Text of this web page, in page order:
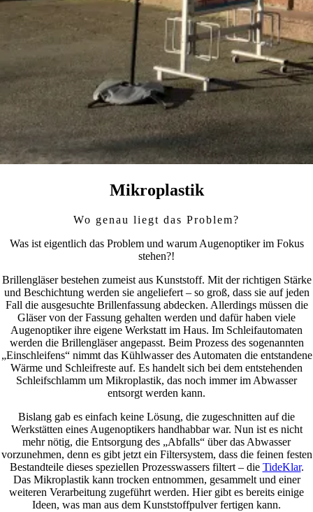
Mikroplastik
Wo genau liegt das Problem?
Was ist eigentlich das Problem und warum Augenoptiker im Fokus
stehen?!
Brillengläser bestehen zumeist aus Kunststoff. Mit der richtigen Stärke
und Beschichtung werden sie angeliefert – so groß, dass sie auf jeden
Fall die ausgesuchte Brillenfassung abdecken. Allerdings müssen die
Gläser von der Fassung gehalten werden und dafür haben viele
Augenoptiker ihre eigene Werkstatt im Haus. Im Schleifautomaten
werden die Brillengläser angepasst. Beim Prozess des sogenannten
„Einschleifens“ nimmt das Kühlwasser des Automaten die entstandene
Wärme und Schleifreste auf. Es handelt sich bei dem entstehenden
Schleifschlamm um Mikroplastik, das noch immer im Abwasser
entsorgt werden kann.
Bislang gab es einfach keine Lösung, die zugeschnitten auf die
Werkstätten eines Augenoptikers handhabbar war. Nun ist es nicht
mehr nötig, die Entsorgung des „Abfalls“ über das Abwasser
vorzunehmen, denn es gibt jetzt ein Filtersystem, dass die feinen festen
Bestandteile dieses speziellen Prozesswassers filtert – die TideKlar.
Das Mikroplastik kann trocken entnommen, gesammelt und einer
weiteren Verarbeitung zugeführt werden. Hier gibt es bereits einige
Ideen, was man aus dem Kunststoffpulver fertigen kann.